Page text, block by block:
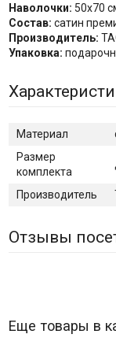
Наволочки: 50х70
Состав: сатин
Производитель:
Упаковка:
Материал
Размер
комплекта
Производитель
Отзывы
Еще товары в